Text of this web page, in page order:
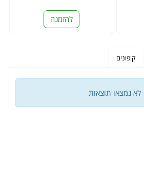
להזמנה
קופונים
לא נמצאו תוצאות